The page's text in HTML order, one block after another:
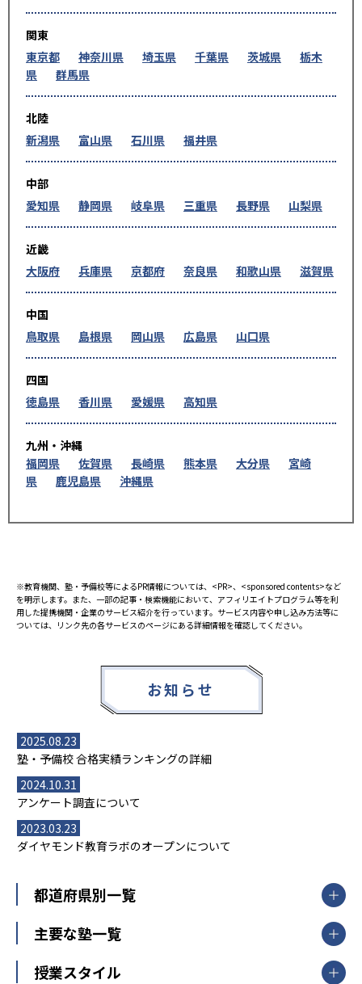
関東
東京都
神奈川県 埼玉県 千葉県 茨城県
栃木
県
群馬県
北陸
新潟県
富山県 石川県 福井県
中部
愛知県
静岡県 岐阜県 三重県 長野県 山梨県
近畿
大阪府
兵庫県 京都府 奈良県 和歌山県 滋賀県
中国
鳥取県
島根県 岡山県 広島県 山口県
四国
徳島県
香川県 愛媛県 高知県
九州・沖縄
福岡県
佐賀県 長崎県 熊本県 大分県
宮崎
県
鹿児島県 沖縄県
※教育機関、塾・予備校等によるPR情報については、<PR>、<sponsored contents>など
を明示します。また、一部の記事・検索機能において、アフィリエイトプログラム等を利
用した提携機関・企業のサービス紹介を行っています。サービス内容や申し込み方法等に
ついては、リンク先の各サービスのページにある詳細情報を確認してください。
お知らせ
2025.08.23
塾・予備校 合格実績ランキングの詳細
2024.10.31
アンケート調査について
2023.03.23
ダイヤモンド教育ラボのオープンについて
都道府県別一覧
北海道・東北
山形県
福島県
主要な塾一覧
【掲載塾一覧を見る】
授業スタイル